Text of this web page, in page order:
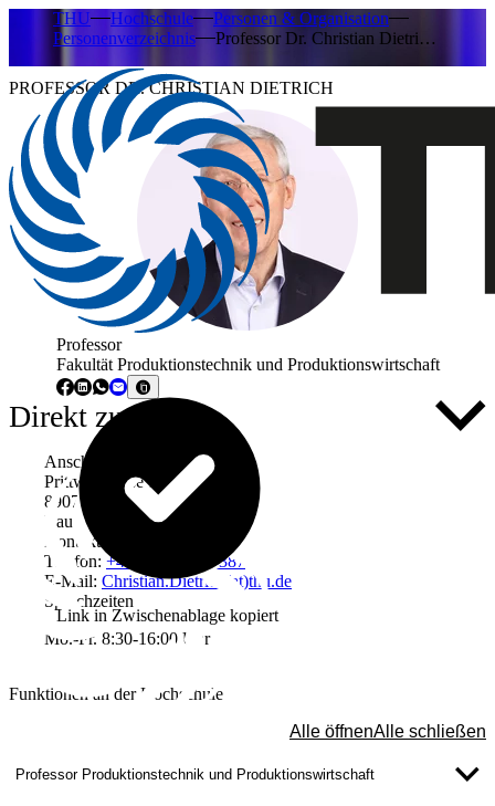
THU Hochschule
Personen & Organisation
Personenverzeichnis
Professor Dr. Christian Dietri…
PROFESSOR DR. CHRISTIAN DIETRICH
Professor
Fakultät Produktionstechnik und Produktionswirtschaft
Link in Zwischenablage kopiert
Direkt zu ...
Anschrift
Prittwitzstraße 10
89075 Ulm
Raum: B206
Kontakt
Telefon: +49 731 96537-387
E-Mail: Christian.Dietrich(at)thu.de
Sprechzeiten
Mo.-Fr. 8:30-16:00 Uhr
Funktionen an der Hochschule
Alle öffnenAlle schließen
Professor Produktionstechnik und Produktionswirtschaft